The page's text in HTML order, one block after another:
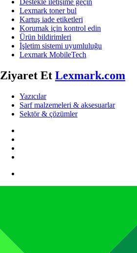
Destekle iletişime geçin
Lexmark toner bul
Kartuş iade etiketleri
Korumak için kontrol edin
Ürün bildirimleri
İşletim sistemi uyumluluğu
Lexmark MobileTech
Ziyaret Et Lexmark.com
Yazıcılar
Sarf malzemeleri & aksesuarlar
Sektör & çözümler